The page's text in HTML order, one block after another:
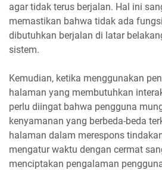
agar tidak terus berjalan. Hal ini
memastikan bahwa tidak ada
dibutuhkan berjalan di latar
sistem.
Kemudian, ketika menggunakan
halaman yang membutuhkan
perlu diingat bahwa pengguna
kenyamanan yang berbeda-beda
halaman dalam merespons
mengatur waktu dengan cermat
menciptakan pengalaman